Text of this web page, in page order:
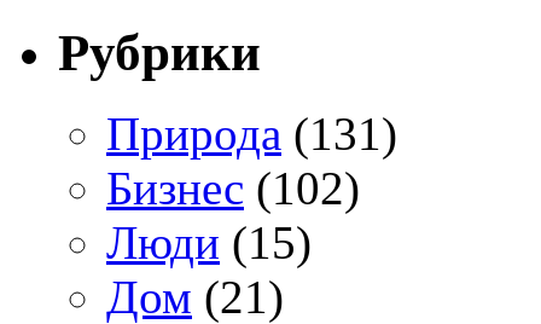
Рубрики
Природа (131)
Бизнес (102)
Люди (15)
Дом (21)